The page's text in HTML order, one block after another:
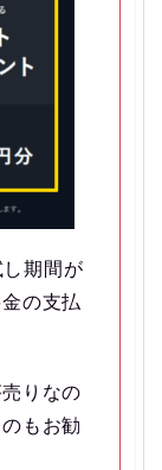
期間が
の支払
りなの
もお勧